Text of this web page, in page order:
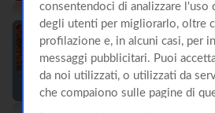
consentendoci di analizzare l'uso
degli utenti per migliorarlo, oltre
profilazione e, in alcuni casi, per
messaggi pubblicitari. Puoi
da noi utilizzati, o utilizzati da
che compaiono sulle pagine di
premendo il pulsante "Accetta